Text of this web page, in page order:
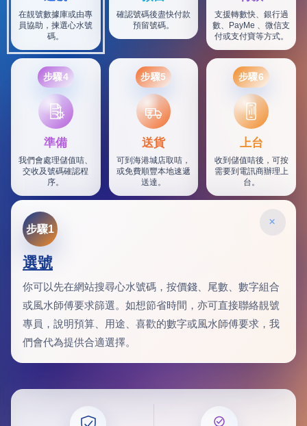
在靚號數據庫或由專
員協助，揀選心水號
碼。
確認號碼後盡快付款
預留號碼。
支援轉數快、銀行過
數、PayMe 、微信支
付或支付寶等方式。
步驟4
準備
我們會處理儲值咭、
交收及號碼確認程
序。
步驟5
SF
送貨
可到海港城店取咭，
或免費順豐本地速遞
送達。
步驟6
上台
收到儲值咭後，可按
需要到電訊商辦理上
台。
×
步驟1
選號
你可以先在網站搜尋心水號碼，按價錢、尾數、數字組合
或風水師傅要求篩選。如想節省時間，亦可直接聯絡靚號
專員，說明預算、用途、喜歡的數字或風水師傅要求，我
們會代為提供合適選擇。